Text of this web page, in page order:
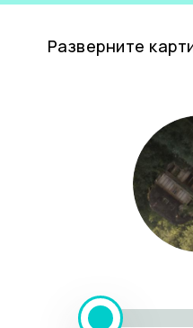
Разверните